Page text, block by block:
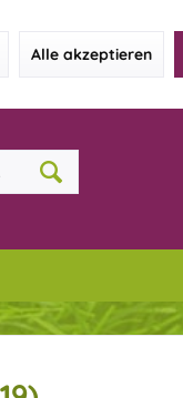
Alle akzeptieren